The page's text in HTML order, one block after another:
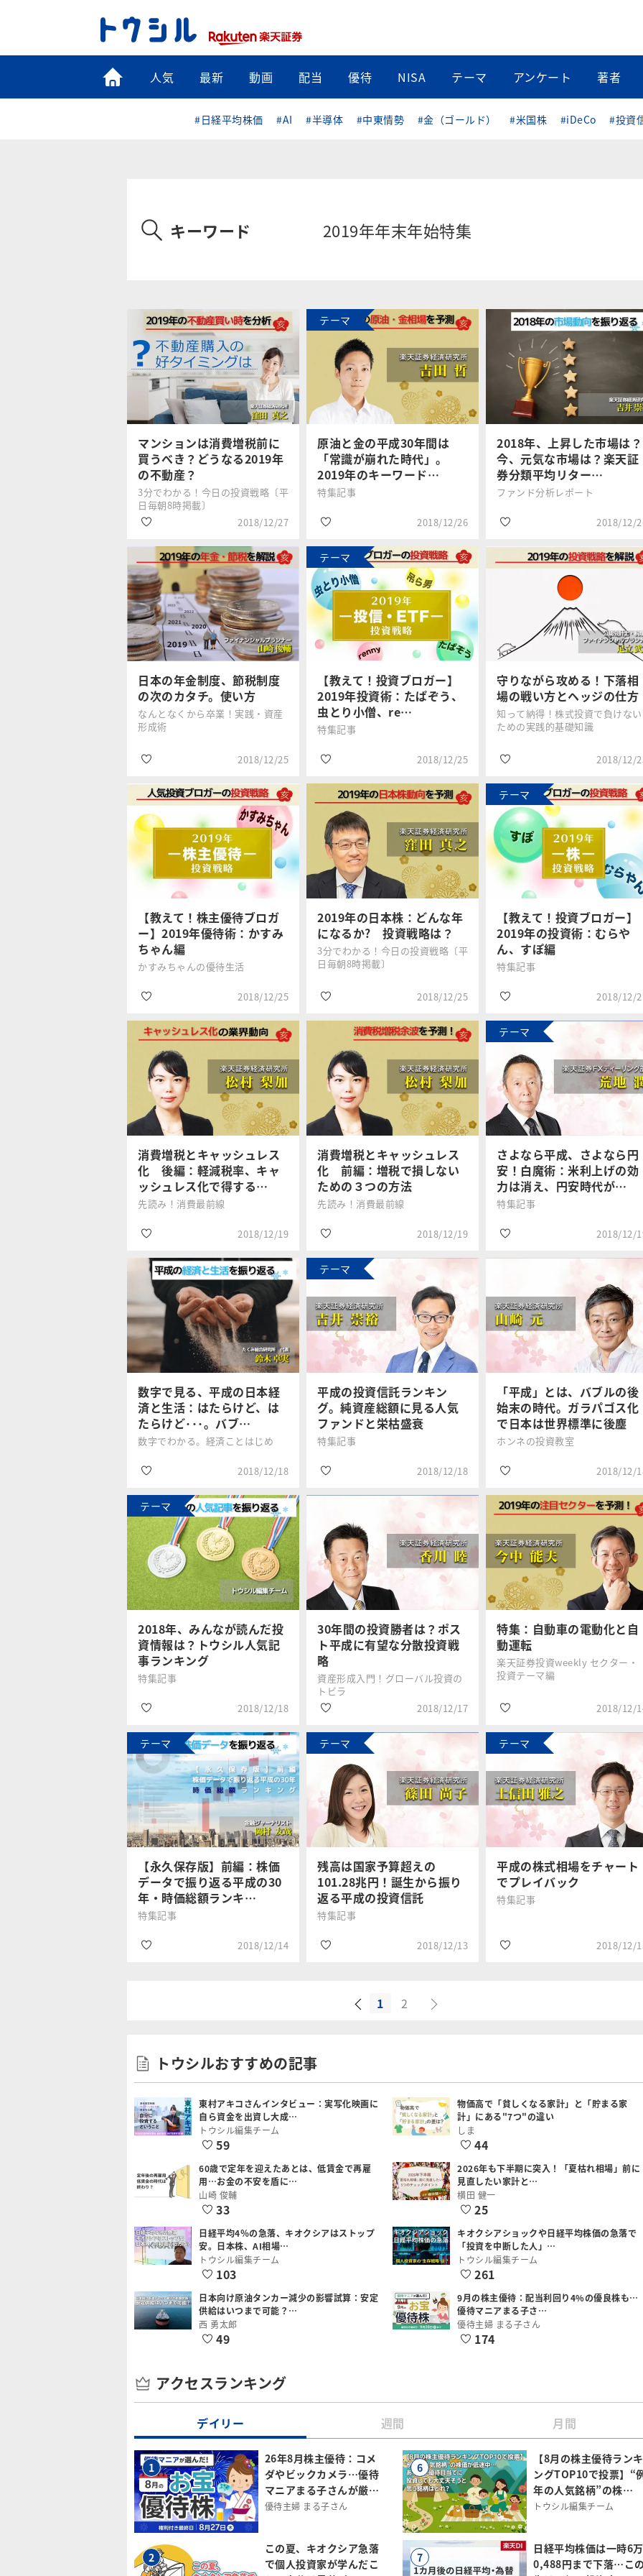
トップ
人気 最新 動画 配当 優待 NISA テーマ アンケート 著者
#日経平均株価 #AI #半導体 #中東情勢 #金（ゴールド） #米国株 #iDeCo #投資
キーワード 2019年年末年始特集
マンションは消費増税前に
買うべき？どうなる2019年
の不動産？
3分でわかる！今日の投資戦略〔平
日毎朝8時掲載〕
2018/12/27
窪田 真之
#不動産
#税金
#2019年年末年始特
テーマ
原油と金の平成30年間は
「常識が崩れた時代」。
2019年のキーワード…
特集記事
2018/12/26
吉田 哲
#2019年年末年始特
集
#原油
2018年、上昇した市場は？
今、元気な市場は？楽天証
券分類平均リター…
ファンド分析レポート
2018/12/
吉井 崇裕
#銘柄選び
#2019年年末年始特
日本の年金制度、節税制度
の次のカタチ。使い方
なんとなくから卒業！実践・資産
形成術
2018/12/25
山崎 俊輔
#つみたてNISA
#iDeCo
#2019年年末年始特
テーマ
【教えて！投資ブロガー】
2019年投資術：たぱぞう、
虫とり小僧、re…
特集記事
2018/12/25
トウシル編集
チーム
#2019年年末年始特
集
#個人投資家
守りながら攻める！下落相
場の戦い方とヘッジの仕方
知って納得！株式投資で負けない
ための実践的基礎知識
2018/12/
足立 武志
#投資初心者
#個人投資家
#2019年年末年始特
【教えて！株主優待ブロガ
ー】2019年優待術：かすみ
ちゃん編
かすみちゃんの優待生活
2018/12/25
トウシル編集
チーム
#2019年年末年始特
集
#株主優待
2019年の日本株：どんな年
になるか? 投資戦略は？
3分でわかる！今日の投資戦略〔平
日毎朝8時掲載〕
2018/12/25
窪田 真之
#日経平均株価
#世界景気減速
#NYダウ
テーマ
【教えて！投資ブロガー】
2019年の投資術：むらや
ん、すぽ編
特集記事
2018/12/
トウシル編集
チーム
#2019年年末年始特
集
消費増税とキャッシュレス
化 後編：軽減税率、キャ
ッシュレス化で得する…
先読み！消費最前線
2018/12/19
松村 梨加
#銘柄選び
#国内株式
#2019年年末年始特
消費増税とキャッシュレス
化 前編：増税で損しない
ための３つの方法
先読み！消費最前線
2018/12/19
松村 梨加
#銘柄選び
#小売業
#2019年年末年始特
テーマ
さよなら平成、さよなら円
安！白魔術：米利上げの効
力は消え、円安時代が…
特集記事
2018/12/
荒地 潤
#2019年年末年始特
集
#ドル
数字で見る、平成の日本経
済と生活：はたらけど、は
たらけど･･･。バブ…
数字でわかる。経済ことはじめ
2018/12/18
鈴木 卓実
#2019年年末年始特
集
#家計
テーマ
平成の投資信託ランキン
グ。純資産総額に見る人気
ファンドと栄枯盛衰
特集記事
2018/12/18
吉井 崇裕
#2019年年末年始特
集
「平成」とは、バブルの後
始末の時代。ガラパゴス化
で日本は世界標準に後塵
ホンネの投資教室
2018/12/
山崎 元
#2019年年末年始特
集
#政治・経済
テーマ
2018年、みんなが読んだ投
資情報は？トウシル人気記
事ランキング
特集記事
2018/12/18
トウシル編集
チーム
#2019年年末年始特
#みんなの投資
30年間の投資勝者は？ポス
ト平成に有望な分散投資戦
略
資産形成入門！グローバル投資の
トビラ
2018/12/17
香川 睦
#資産形成
#2019年年末年始特
特集：自動車の電動化と自
動運転
楽天証券投資weekly セクター・
投資テーマ編
2018/12/
今中 能夫
#銘柄選び
#業績
#自動車関連
テーマ
【永久保存版】前編：株価
データで振り返る平成の30
年・時価総額ランキ…
特集記事
2018/12/14
岡村 友哉
#株式市場
テーマ
残高は国家予算超えの
101.28兆円！誕生から振り
返る平成の投資信託
特集記事
2018/12/13
テーマ
平成の株式相場をチャート
でプレイバック
特集記事
2018/12/
1 2
トウシルおすすめの記事
東村アキコさんインタビュー：実写化映画に
自ら資金を出資し大成…
トウシル編集チーム
59
物価高で「貧しくなる家計」と「貯まる家
計」にある"7つ"の違い
しま
44
60歳で定年を迎えたあとは、低賃金で再雇
用…お金の不安を盾に…
山崎 俊輔
33
2026年も下半期に突入！「夏枯れ相場」前に
見直したい家計と…
横田 健一
25
日経平均4％の急落、キオクシアはストップ
安。日本株、AI相場…
トウシル編集チーム
103
キオクシアショックや日経平均株価の急落で
「投資を中断した人」…
トウシル編集チーム
261
日本向け原油タンカー減少の影響試算：安定
供給はいつまで可能？…
西 勇太郎
49
9月の株主優待：配当利回り4%の優良株も…
優待マニアまる子さ…
優待主婦 まる子さん
174
アクセスランキング
デイリー 週間 月間
1
26年8月株主優待：コメ
ダやビックカメラ…優待
マニアまる子さんが厳…
優待主婦 まる子さん
2
この夏、キオクシア急落
で個人投資家が学んだこ
6
【8月の株主優待ランキ
ングTOP10で投票】“
年の人気銘柄”の株…
トウシル編集チーム
7
日経平均株価は一時6万
0,488円まで下落…こ